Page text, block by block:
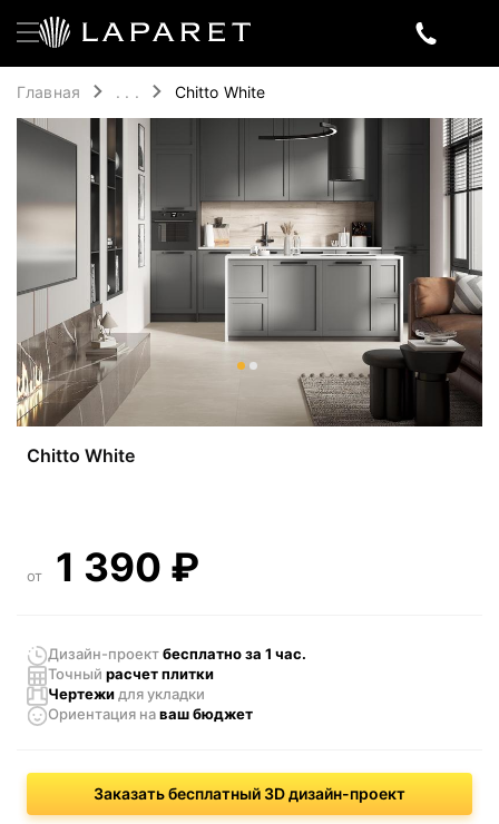
Главная . . . Chitto White
Chitto White
от 1 390 ₽
Дизайн-проектбесплатно за 1 час.
Точный расчет плитки
Чертежи для укладки
Ориентация наваш бюджет
Заказать бесплатный 3D дизайн-проект